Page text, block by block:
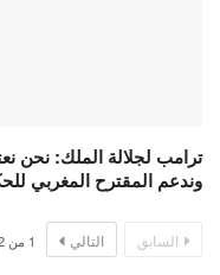
ترامب لجلالة الملك: نحن
وندعم المقترح المغربي
السابق التالي 1 من